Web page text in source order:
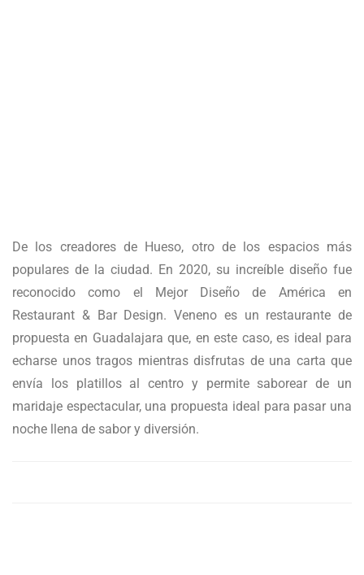
De los creadores de Hueso, otro de los espacios más
populares de la ciudad. En 2020, su increíble diseño fue
reconocido como el Mejor Diseño de América en
Restaurant & Bar Design. Veneno es un restaurante de
propuesta en Guadalajara que, en este caso, es ideal para
echarse unos tragos mientras disfrutas de una carta que
envía los platillos al centro y permite saborear de un
maridaje espectacular, una propuesta ideal para pasar una
noche llena de sabor y diversión.